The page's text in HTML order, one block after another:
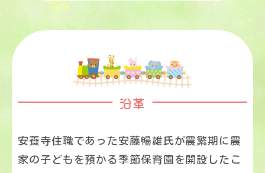
沿革
安養寺住職であった安藤暢雄氏が農繁期に農
家の子どもを預かる季節保育園を開設したこ